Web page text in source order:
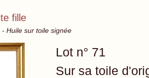
fille
Huile sur toile signée
Lot n° 71
Sur sa toile